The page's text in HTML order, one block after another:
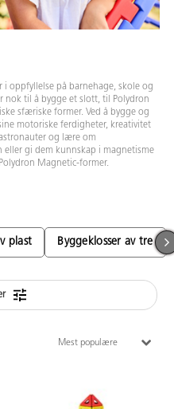
i oppfyllelse på barnehage, skole og
nok til å bygge et slott, til Polydron
sfæriske former. Ved å bygge og
motoriske ferdigheter, kreativitet
og lære om
eller gi dem kunnskap i magnetisme
Magnetic-former.
plast Byggeklosser av tre
Mest populære